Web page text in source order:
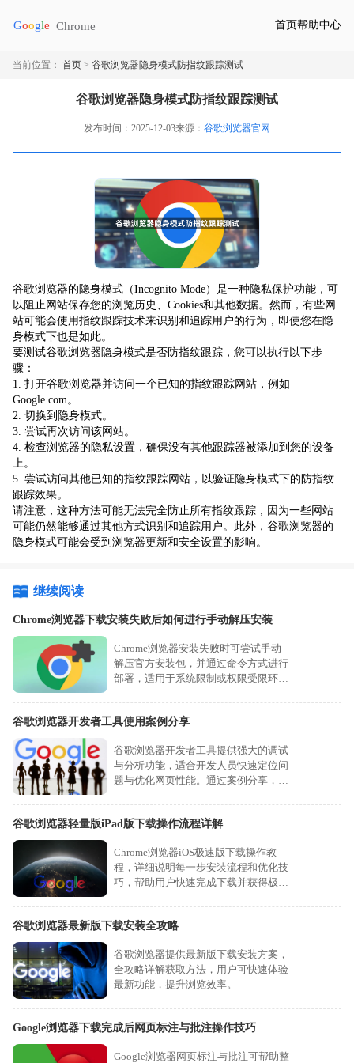
首页帮助中心
当前位置： 首页 > 谷歌浏览器隐身模式防指纹跟踪测试
谷歌浏览器隐身模式防指纹跟踪测试
发布时间：2025-12-03来源： 谷歌浏览器官网
谷歌浏览器的隐身模式（Incognito Mode）是一种隐私保护功能，可
以阻止网站保存您的浏览历史、Cookies和其他数据。然而，有些网
站可能会使用指纹跟踪技术来识别和追踪用户的行为，即使您在隐
身模式下也是如此。
要测试谷歌浏览器隐身模式是否防指纹跟踪，您可以执行以下步
骤：
1. 打开谷歌浏览器并访问一个已知的指纹跟踪网站，例如
Google.com。
2. 切换到隐身模式。
3. 尝试再次访问该网站。
4. 检查浏览器的隐私设置，确保没有其他跟踪器被添加到您的设备
上。
5. 尝试访问其他已知的指纹跟踪网站，以验证隐身模式下的防指纹
跟踪效果。
请注意，这种方法可能无法完全防止所有指纹跟踪，因为一些网站
可能仍然能够通过其他方式识别和追踪用户。此外，谷歌浏览器的
隐身模式可能会受到浏览器更新和安全设置的影响。
继续阅读
Chrome浏览器下载安装失败后如何进行手动解压安装
Chrome浏览器安装失败时可尝试手动
解压官方安装包，并通过命令方式进行
部署，适用于系统限制或权限受限环
谷歌浏览器开发者工具使用案例分享
谷歌浏览器开发者工具提供强大的调试
与分析功能，适合开发人员快速定位问
题与优化网页性能。通过案例分享，用
谷歌浏览器轻量版iPad版下载操作流程详解
Chrome浏览器iOS极速版下载操作教
程，详细说明每一步安装流程和优化技
巧，帮助用户快速完成下载并获得极
谷歌浏览器最新版下载安装全攻略
谷歌浏览器提供最新版下载安装方案，
全攻略详解获取方法，用户可快速体验
最新功能，提升浏览效率。
Google浏览器下载完成后网页标注与批注操作技巧
Google浏览器网页标注与批注可帮助整